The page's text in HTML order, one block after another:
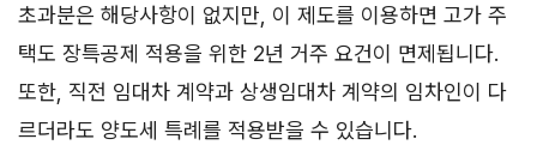
초과분은 해당사항이 없지만, 이 제도를 이용하면 고가 주
택도 장특공제 적용을 위한 2년 거주 요건이 면제됩니다.
또한, 직전 임대차 계약과 상생임대차 계약의 임차인이 다
르더라도 양도세 특례를 적용받을 수 있습니다.